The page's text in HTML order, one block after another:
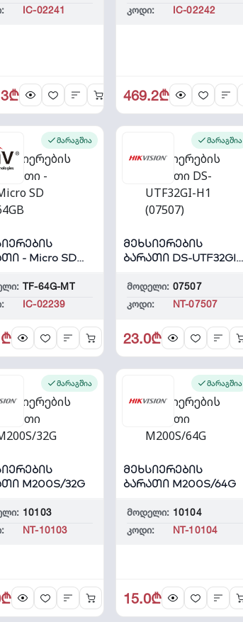
IC-02241
კოდი:
IC-02242
469.2₾
მარაგშია
- Micro SD
TF-64G-MT
IC-02239
მარაგშია
მეხსიერების
ბარათი DS-UTF32GI-
მოდელი: 07507
კოდი:
NT-07507
23.0₾
მარაგშია
M200S/32G
10103
NT-10103
მარაგშია
მეხსიერების
ბარათი M200S/64G
მოდელი: 10104
კოდი:
NT-10104
15.0₾